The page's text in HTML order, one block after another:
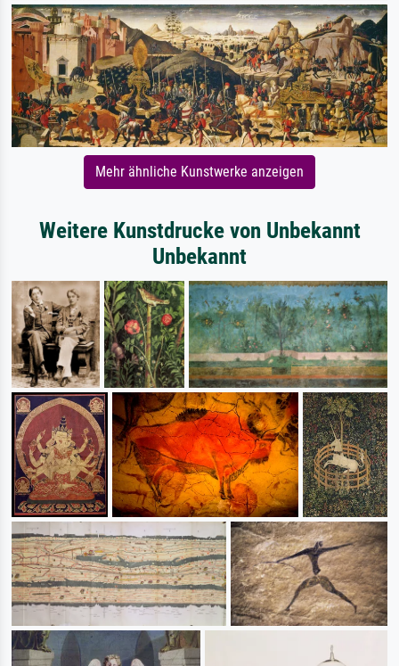
Mehr ähnliche Kunstwerke anzeigen
Weitere Kunstdrucke von Unbekannt
Unbekannt